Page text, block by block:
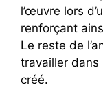
l’œuvre lors
renforçant
Le reste de
travailler dans
créé.